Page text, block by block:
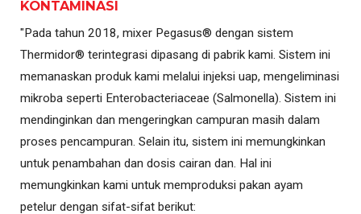
KONTAMINASI
"Pada tahun 2018, mixer Pegasus® dengan sistem
Thermidor® terintegrasi dipasang di pabrik kami. Sistem ini
memanaskan produk kami melalui injeksi uap, mengeliminasi
mikroba seperti Enterobacteriaceae (Salmonella). Sistem ini
mendinginkan dan mengeringkan campuran masih dalam
proses pencampuran. Selain itu, sistem ini memungkinkan
untuk penambahan dan dosis cairan dan. Hal ini
memungkinkan kami untuk memproduksi pakan ayam
petelur dengan sifat-sifat berikut: